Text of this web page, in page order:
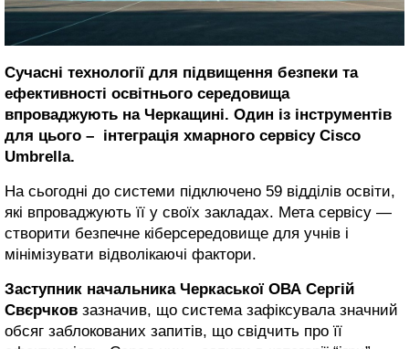
Сучасні технології для підвищення безпеки та
ефективності освітнього середовища
впроваджують на Черкащині. Один із інструментів
для цього – інтеграція хмарного сервісу Cisco
Umbrella.
На сьогодні до системи підключено 59 відділів освіти,
які впроваджують її у своїх закладах. Мета сервісу —
створити безпечне кіберсередовище для учнів і
мінімізувати відволікаючі фактори.
Заступник начальника Черкаської ОВА Сергій
Свєрчков зазначив, що система зафіксувала значний
обсяг заблокованих запитів, що свідчить про її